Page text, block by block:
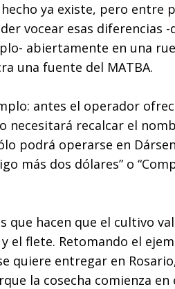
ya existe, pero entre
vocear esas diferencias -
abiertamente en una
una fuente del MATBA.
antes el operador
necesitará recalcar el
podrá operarse en
más dos dólares” o
que hacen que el cultivo
el flete. Retomando el
quiere entregar en
la cosecha comienza en